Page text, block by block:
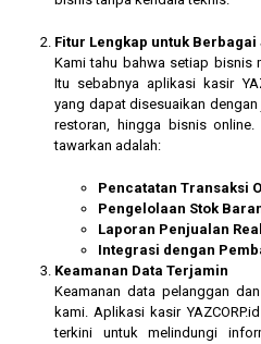
Fitur Lengkap untuk
Kami tahu bahwa setiap bisnis
Itu sebabnya aplikasi kasir
yang dapat disesuaikan
restoran, hingga bisnis
tawarkan adalah:
Pencatatan Transaksi
Pengelolaan Stok
Laporan Penjualan
Integrasi dengan
Keamanan Data Terjamin
Keamanan data pelanggan
kami. Aplikasi kasir
terkini untuk melindungi